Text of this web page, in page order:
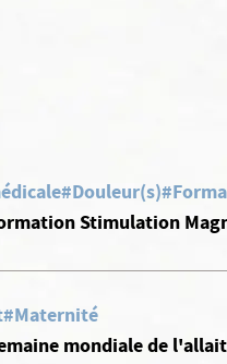
#Douleur(s)
Stimulation
#Maternité
mondiale de